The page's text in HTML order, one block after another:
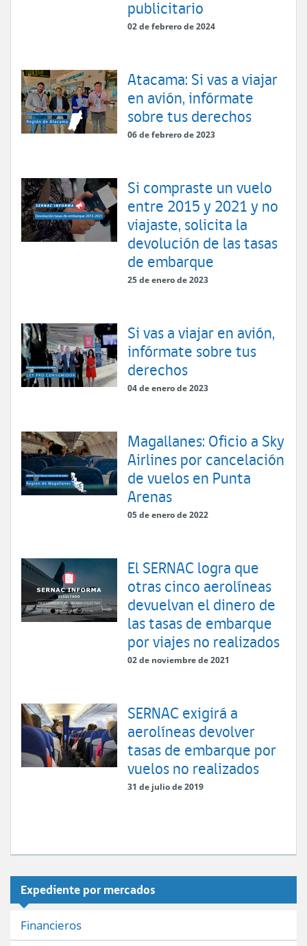
publicitario
02 de febrero de 2024
Atacama: Si vas a viajar
en avión, infórmate
sobre tus derechos
06 de febrero de 2023
Si compraste un vuelo
entre 2015 y 2021 y no
viajaste, solicita la
devolución de las tasas
de embarque
25 de enero de 2023
Si vas a viajar en avión,
infórmate sobre tus
derechos
04 de enero de 2023
Magallanes: Oficio a Sky
Airlines por cancelación
de vuelos en Punta
Arenas
05 de enero de 2022
El SERNAC logra que
otras cinco aerolíneas
devuelvan el dinero de
las tasas de embarque
por viajes no realizados
02 de noviembre de 2021
SERNAC exigirá a
aerolíneas devolver
tasas de embarque por
vuelos no realizados
31 de julio de 2019
Expediente por mercados
Financieros